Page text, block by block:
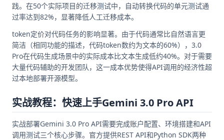
践。在50个实际项目的迁移测试中，自动转换代码的单元测试通
过率达到82%，显著降低人工迁移成本。
token定价对代码任务的影响显著。由于代码通常比自然语言更
简洁（相同功能的描述，代码token数约为文本的60%），3.0
Pro在代码生成场景中的实际成本比文本生成低约40%。对于需要
大量代码辅助的开发团队，这一成本优势使得API调用的经济性超
过本地部署开源模型。
实战教程：快速上手Gemini 3.0 Pro API
实战部署Gemini 3.0 Pro API需要完成账户配置、环境搭建和API
调用测试三个核心步骤。官方提供REST API和Python SDK两种